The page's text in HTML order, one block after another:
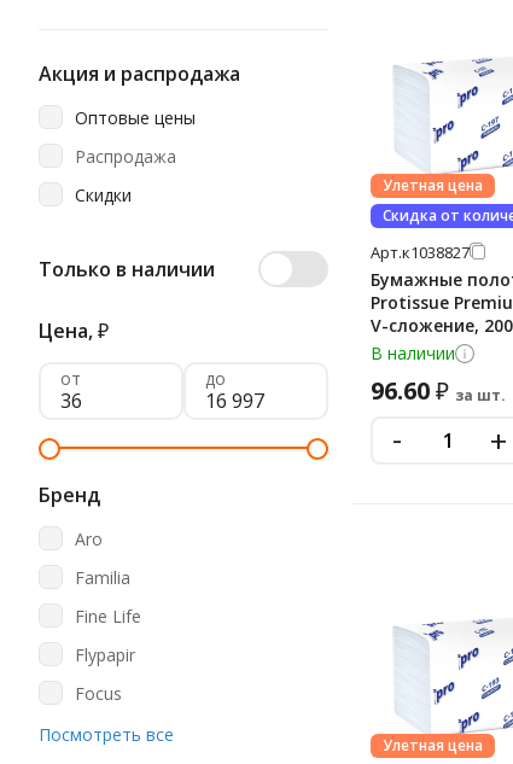
Акция и распродажа
Оптовые цены
Распродажа
Скидки
Только в наличии
Цена,₽
от до
Бренд
Aro
Familia
Fine Life
Flypapir
Focus
Gratias
Посмотреть все
Улетная цена
Скидка от
Арт.к1038827
Бумажные
Protissue
V-сложение, 200лист, белые,
C197
В наличии
96.60₽ за шт.
- +
Улетная цена